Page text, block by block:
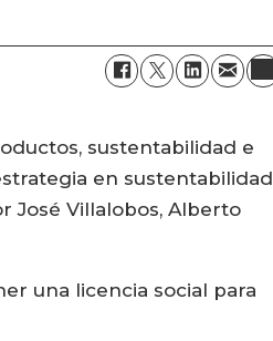
sustentabilidad e
en sustentabilidad
José Villalobos, Alberto
una licencia social para